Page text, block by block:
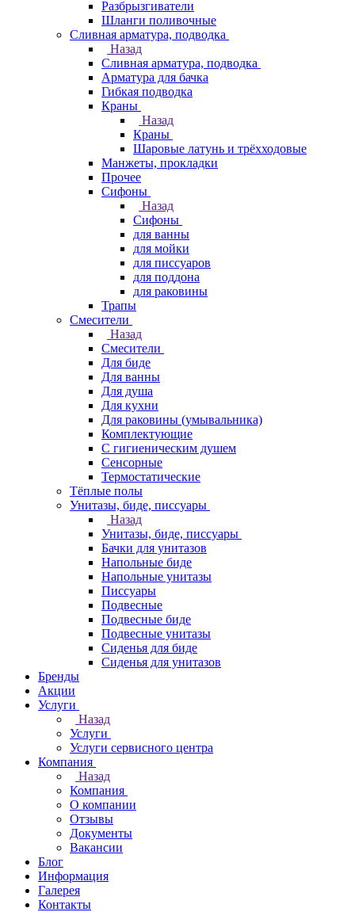
Разбрызгиватели
Шланги поливочные
Сливная арматура, подводка
Назад
Сливная арматура, подводка
Арматура для бачка
Гибкая подводка
Краны
Назад
Краны
Шаровые латунь и трёхходовые
Манжеты, прокладки
Прочее
Сифоны
Назад
Сифоны
для ванны
для мойки
для писсуаров
для поддона
для раковины
Трапы
Смесители
Назад
Смесители
Для биде
Для ванны
Для душа
Для кухни
Для раковины (умывальника)
Комплектующие
С гигиеническим душем
Сенсорные
Термостатические
Тёплые полы
Унитазы, биде, писсуары
Назад
Унитазы, биде, писсуары
Бачки для унитазов
Напольные биде
Напольные унитазы
Писсуары
Подвесные
Подвесные биде
Подвесные унитазы
Сиденья для биде
Сиденья для унитазов
Бренды
Акции
Услуги
Назад
Услуги
Услуги сервисного центра
Компания
Назад
Компания
О компании
Отзывы
Документы
Вакансии
Блог
Информация
Галерея
Контакты